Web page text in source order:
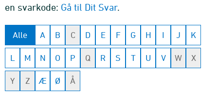
en svarkode: Gå til Dit Svar.
Alle A B C D E F G H I J K
L M N O P Q R S T U V W X
Y Z Æ Ø Å